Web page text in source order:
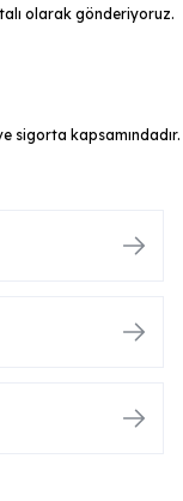
olarak gönderiyoruz.
sigorta kapsamındadır.